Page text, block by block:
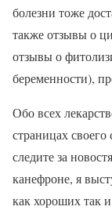
болезни тоже
также отзывы о
отзывы о
беременности),
Обо всех
страницах своего
следите за
канефроне, я
как хороших так